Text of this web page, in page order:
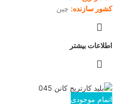
کشور سازنده: چین
اطلاعات بیشتر
اتمام موجودی